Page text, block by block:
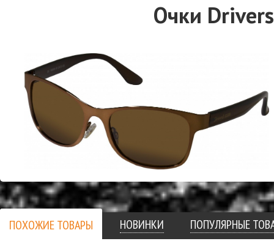
Очки
ПОХОЖИЕ ТОВАРЫ НОВИНКИ ПОПУЛЯРНЫЕ